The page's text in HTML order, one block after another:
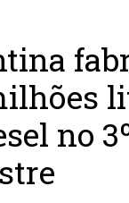
no